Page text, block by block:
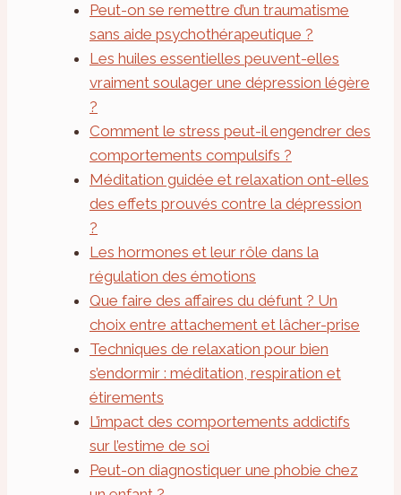
Peut-on se remettre d’un traumatisme
sans aide psychothérapeutique ?
Les huiles essentielles peuvent-elles
vraiment soulager une dépression légère
?
Comment le stress peut-il engendrer des
comportements compulsifs ?
Méditation guidée et relaxation ont-elles
des effets prouvés contre la dépression
?
Les hormones et leur rôle dans la
régulation des émotions
Que faire des affaires du défunt ? Un
choix entre attachement et lâcher-prise
Techniques de relaxation pour bien
s’endormir : méditation, respiration et
étirements
L’impact des comportements addictifs
sur l’estime de soi
Peut-on diagnostiquer une phobie chez